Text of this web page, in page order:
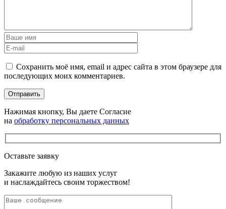
Сохранить моё имя, email и адрес сайта в этом браузере для
последующих моих комментариев.
Нажимая кнопку, Вы даете Согласие
на обработку персональных данных
Оставьте заявку
Закажите любую из наших услуг
и наслаждайтесь своим торжеством!